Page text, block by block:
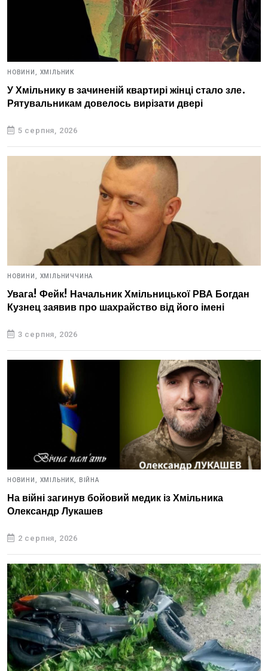
НОВИНИ, ХМІЛЬНИК
У Хмільнику в зачиненій квартирі жінці стало зле.
Рятувальникам довелось вирізати двері
5 серпня, 2026
НОВИНИ, ХМІЛЬНИЧЧИНА
Увага! Фейк! Начальник Хмільницької РВА Богдан
Кузнец заявив про шахрайство від його імені
3 серпня, 2026
НОВИНИ, ХМІЛЬНИК, ВІЙНА
На війні загинув бойовий медик із Хмільника
Олександр Лукашев
2 серпня, 2026